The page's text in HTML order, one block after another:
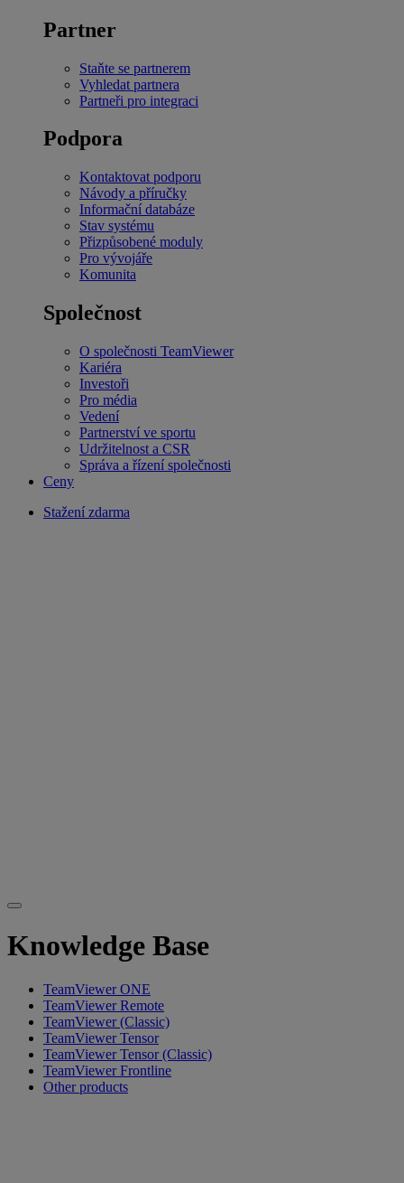
Partner
Staňte se partnerem
Vyhledat partnera
Partneři pro integraci
Podpora
Kontaktovat podporu
Návody a příručky
Informační databáze
Stav systému
Přizpůsobené moduly
Pro vývojáře
Komunita
Společnost
O společnosti TeamViewer
Kariéra
Investoři
Pro média
Vedení
Partnerství ve sportu
Udržitelnost a CSR
Správa a řízení společnosti
Ceny
Stažení zdarma
Knowledge Base
TeamViewer ONE
TeamViewer Remote
TeamViewer (Classic)
TeamViewer Tensor
TeamViewer Tensor (Classic)
TeamViewer Frontline
Other products